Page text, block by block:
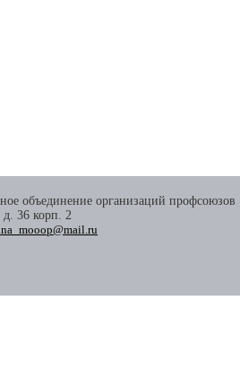
объединение организаций профсоюзов
36 корп. 2